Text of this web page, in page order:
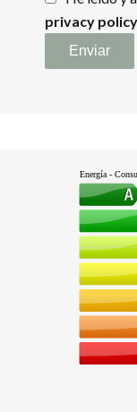
privacy policy
Enviar
Energía -